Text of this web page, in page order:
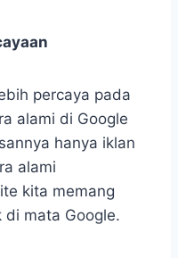
percaya pada
alami di Google
hanya iklan
alami
kita memang
di mata Google.